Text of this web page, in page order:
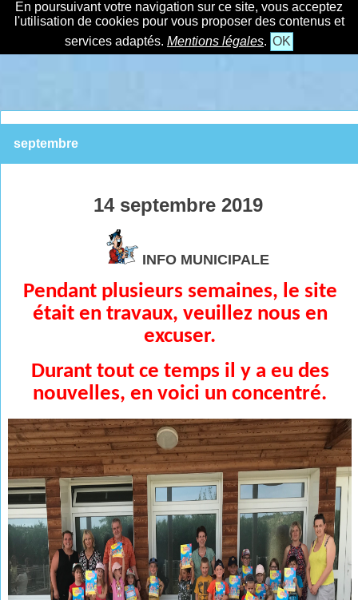
En poursuivant votre navigation sur ce site, vous acceptez
l'utilisation de cookies pour vous proposer des contenus et
services adaptés. Mentions légales. OK
septembre
14 septembre 2019
INFO MUNICIPALE
Pendant plusieurs semaines, le site
était en travaux, veuillez nous en
excuser.
Durant tout ce temps il y a eu des
nouvelles, en voici un concentré.